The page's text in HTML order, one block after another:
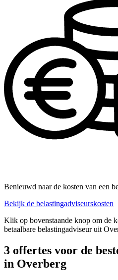
Benieuwd naar de kosten van een
Bekijk de belastingadviseurskosten
Klik op bovenstaande knop om de
betaalbare belastingadviseur uit
3 offertes voor de
in Overberg